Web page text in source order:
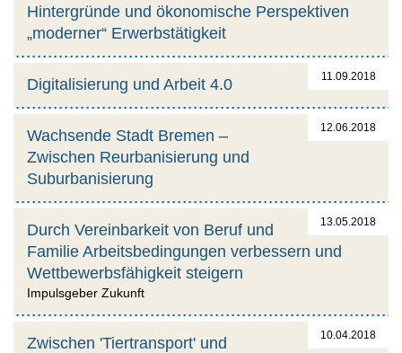
Hintergründe und ökonomische Perspektiven
„moderner“ Erwerbstätigkeit
11.09.2018
Digitalisierung und Arbeit 4.0
12.06.2018
Wachsende Stadt Bremen –
Zwischen Reurbanisierung und
Suburbanisierung
13.05.2018
Durch Vereinbarkeit von Beruf und
Familie Arbeitsbedingungen verbessern und
Wettbewerbsfähigkeit steigern
Impulsgeber Zukunft
10.04.2018
Zwischen 'Tiertransport' und